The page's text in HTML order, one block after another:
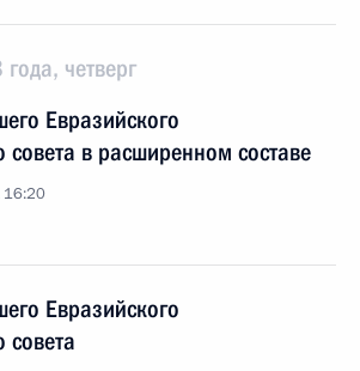
четверг
Евразийского
совета в расширенном составе
16:20
Евразийского
совета